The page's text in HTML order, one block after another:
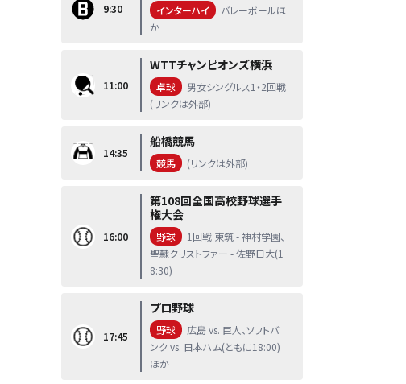
9:30 インターハイ
バレーボールほ
か
11:00
WTTチャンピオンズ横浜
卓球
男女シングルス1・2回戦
(リンクは外部)
14:35
船橋競馬
競馬 (リンクは外部)
16:00
第108回全国高校野球選手
権大会
野球
1回戦 東筑 - 神村学園、
聖隷クリストファー - 佐野日大(1
8:30)
17:45
プロ野球
野球
広島 vs. 巨人、ソフトバ
ンク vs. 日本ハム(ともに18:00)
ほか